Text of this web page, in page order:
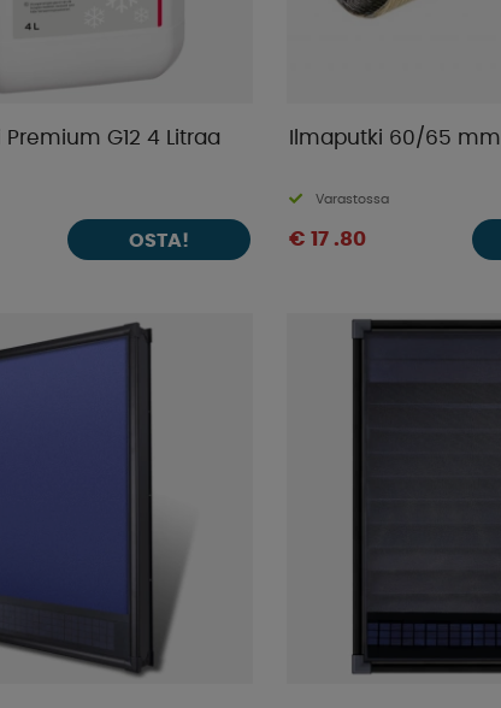
Alde Glykoli Premium G12 4 Litraa
OSTA!
Ilmaputki 60/65 mm
Varastossa
€ 17 .80